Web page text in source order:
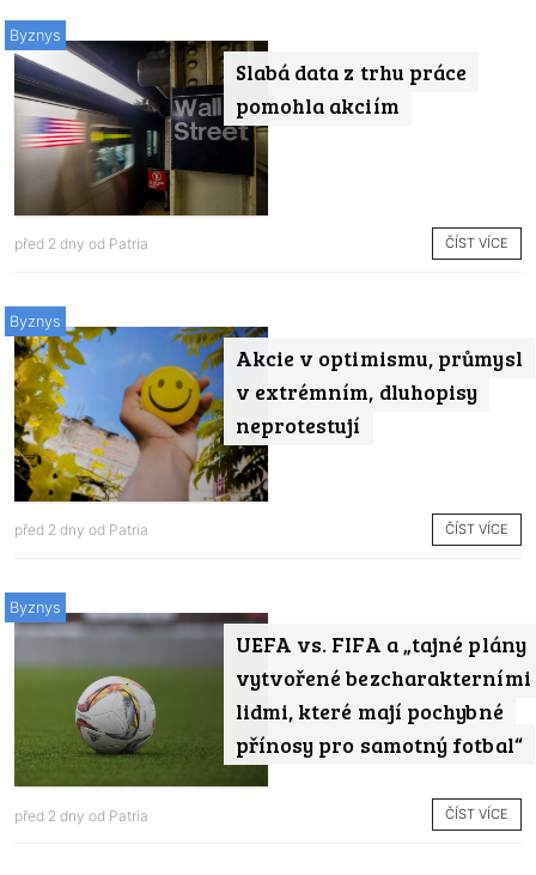
Slabá data z trhu práce
pomohla akciím
Byznys
před 2 dny od Patria ČÍST VÍCE
Akcie v optimismu, průmysl
v extrémním, dluhopisy
neprotestují
Byznys
před 2 dny od Patria ČÍST VÍCE
UEFA vs. FIFA a „tajné plány
vytvořené bezcharakterními
lidmi, které mají pochybné
přínosy pro samotný fotbal“
Byznys
před 2 dny od Patria ČÍST VÍCE